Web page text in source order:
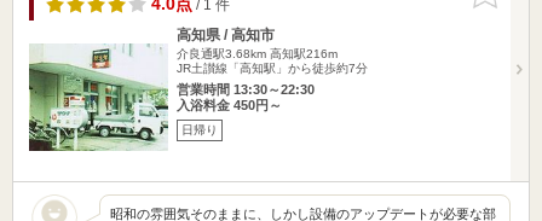
4.0点 / 1 件
高知県 / 高知市
介良通駅3.68km 高知駅216m
JR土讃線「高知駅」から徒歩約7分
営業時間 13:30～22:30
入浴料金 450円～
日帰り
昭和の雰囲気そのままに、しかし設備のアップデートが必要な部